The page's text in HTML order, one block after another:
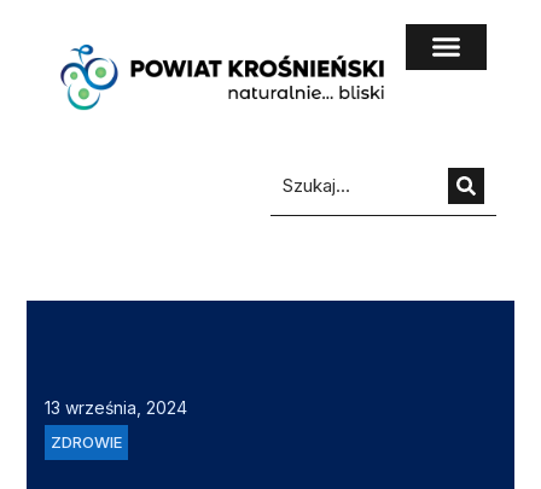
13 września, 2024
ZDROWIE